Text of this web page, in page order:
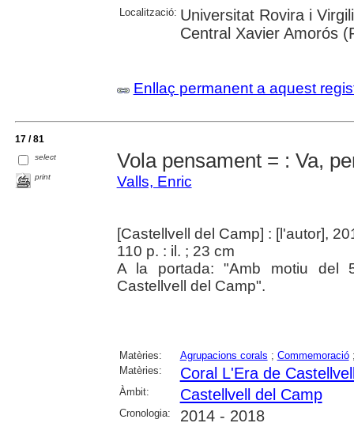
Localització: Universitat Rovira i
Central Xavier Amorós
Enllaç permanent a aquest
17 / 81
select
print
Vola pensament = : Va,
Valls, Enric
[Castellvell del Camp] : [l'autor],
110 p. : il. ; 23 cm
A la portada: "Amb motiu del
Castellvell del Camp".
Matèries: Agrupacions corals ; Commemoració
Matèries:
Coral L'Era de
Àmbit: Castellvell del Camp
Cronologia: 2014 - 2018